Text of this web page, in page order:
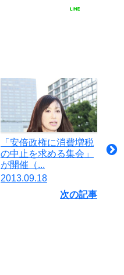
「安倍政権に消費増税
の中止を求める集会」
が開催（...
2013.09.18
次の記事